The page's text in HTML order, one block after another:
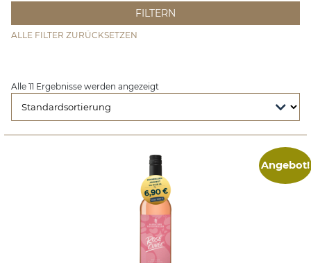
ALLE FILTER ZURÜCKSETZEN
Alle 11 Ergebnisse werden angezeigt
Angebot!